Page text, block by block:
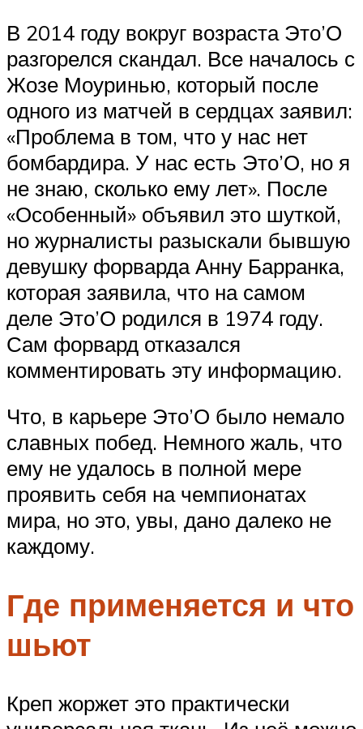
В 2014 году вокруг возраста Это’О
разгорелся скандал. Все началось с
Жозе Моуринью, который после
одного из матчей в сердцах заявил:
«Проблема в том, что у нас нет
бомбардира. У нас есть Это’О, но я
не знаю, сколько ему лет». После
«Особенный» объявил это шуткой,
но журналисты разыскали бывшую
девушку форварда Анну Барранка,
которая заявила, что на самом
деле Это’О родился в 1974 году.
Сам форвард отказался
комментировать эту информацию.
Что, в карьере Это’О было немало
славных побед. Немного жаль, что
ему не удалось в полной мере
проявить себя на чемпионатах
мира, но это, увы, дано далеко не
каждому.
Где применяется и что
шьют
Креп жоржет это практически